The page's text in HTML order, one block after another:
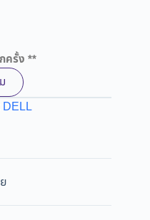
ครั้ง **
DELL